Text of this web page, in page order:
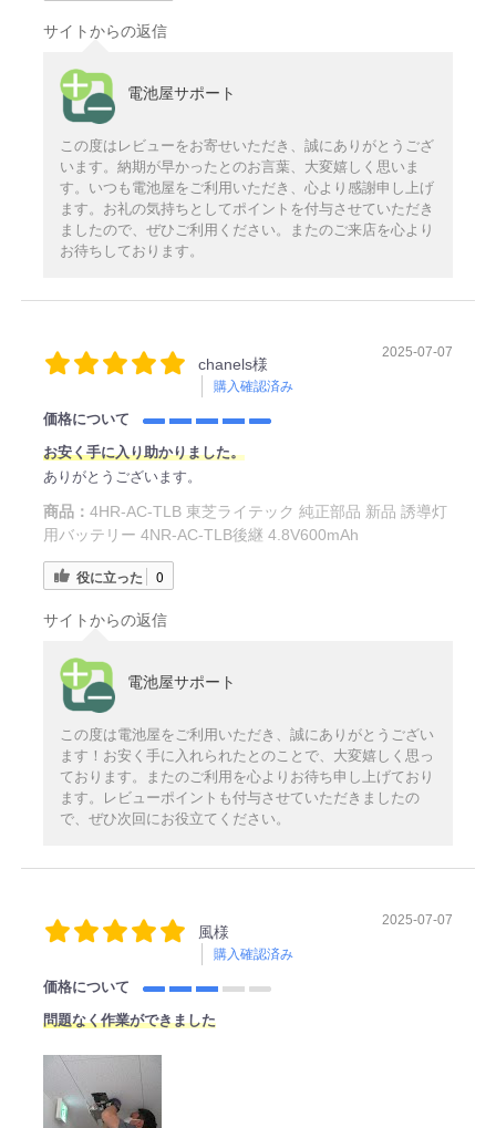
サイトからの返信
電池屋サポート
この度はレビューをお寄せいただき、誠にありがとうござ
います。納期が早かったとのお言葉、大変嬉しく思いま
す。いつも電池屋をご利用いただき、心より感謝申し上げ
ます。お礼の気持ちとしてポイントを付与させていただき
ましたので、ぜひご利用ください。またのご来店を心より
お待ちしております。
chanels様
購入確認済み
2025-07-07
価格について
お安く手に入り助かりました。
ありがとうございます。
商品： 4HR-AC-TLB 東芝ライテック 純正部品 新品 誘導灯
用バッテリー 4NR-AC-TLB後継 4.8V600mAh
役に立った 0
サイトからの返信
電池屋サポート
この度は電池屋をご利用いただき、誠にありがとうござい
ます！お安く手に入れられたとのことで、大変嬉しく思っ
ております。またのご利用を心よりお待ち申し上げており
ます。レビューポイントも付与させていただきましたの
で、ぜひ次回にお役立てください。
風様
購入確認済み
2025-07-07
価格について
問題なく作業ができました